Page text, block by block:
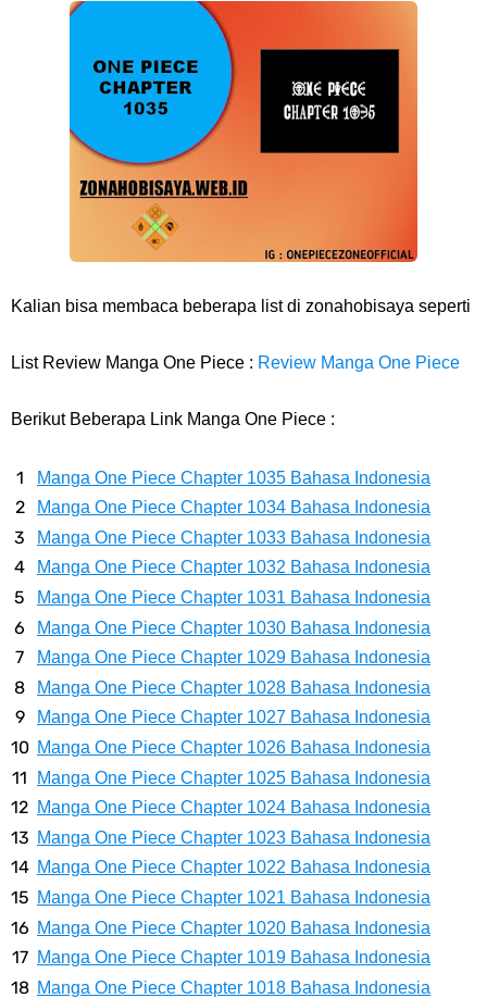
7 Fakta Franky One Piece, Pernah Dapat Tawaran Buah Iblis Mera
Mera No Mi
Profil Anwar Hafid, Politisi Yang Mernjadi Gubernur Provinsi Sulawesi
Tengah
Resep Pesmol Ikan Mas, Makanan Khas Sunda Dengan Rasa Yang
Caranya Disini
7 Fakta Elbaph One Piece, Menjadi Tempat Yang Sangat Ingin
Dikunjungi Usopp
7 Fakta Ivankov One Piece, Orang Yang Mampu Menipu Sensor
Wanita Milik Sanji
7 Klub Pertama Yang Menjuarai Liga Champions, Apa Klub Jagoan
Kamu Termasuk
Arti Bendera Palau, Negara Kepulauan Yang Berada Di Kawasan
Pasifik Barat
Cara Membuat Linktree Instagram, Sangat Mudah Untuk Kamu
Kalian bisa membaca beberapa list di zonahobisaya seperti
List Review Manga One Piece : Review Manga One Piece
Berikut Beberapa Link Manga One Piece :
Manga One Piece Chapter 1035 Bahasa Indonesia
Manga One Piece Chapter 1034 Bahasa Indonesia
Manga One Piece Chapter 1033 Bahasa Indonesia
Manga One Piece Chapter 1032 Bahasa Indonesia
Manga One Piece Chapter 1031 Bahasa Indonesia
Manga One Piece Chapter 1030 Bahasa Indonesia
Manga One Piece Chapter 1029 Bahasa Indonesia
Manga One Piece Chapter 1028 Bahasa Indonesia
Manga One Piece Chapter 1027 Bahasa Indonesia
Manga One Piece Chapter 1026 Bahasa Indonesia
Manga One Piece Chapter 1025 Bahasa Indonesia
Manga One Piece Chapter 1024 Bahasa Indonesia
Manga One Piece Chapter 1023 Bahasa Indonesia
Manga One Piece Chapter 1022 Bahasa Indonesia
Manga One Piece Chapter 1021 Bahasa Indonesia
Manga One Piece Chapter 1020 Bahasa Indonesia
Manga One Piece Chapter 1019 Bahasa Indonesia
Manga One Piece Chapter 1018 Bahasa Indonesia